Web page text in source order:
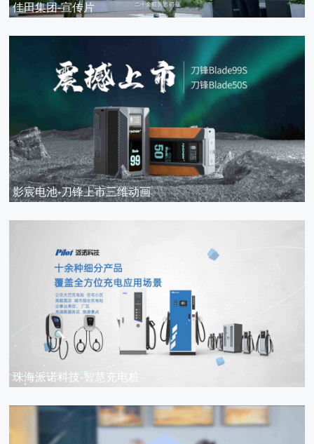
佳田集团-宣传片
影宸电池-刀锋上市三维动画
珠海派诺科技-智慧充电桩